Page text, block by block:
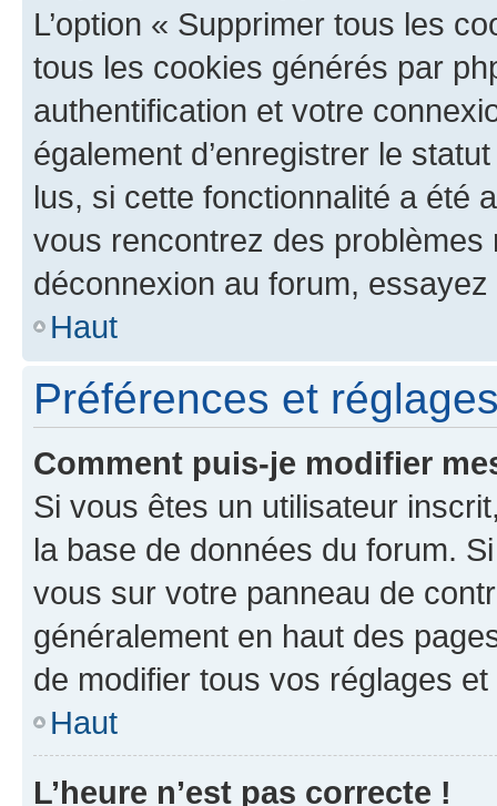
L’option « Supprimer tous les
tous les cookies générés par
authentification et votre
également d’enregistrer le
lus, si cette fonctionnalité a été
vous rencontrez des
déconnexion au forum,
Haut
Préférences et
Comment puis-je modifier
Si vous êtes un utilisateur
la base de données du forum.
vous sur votre panneau de
généralement en haut des
de modifier tous vos réglages
Haut
L’heure n’est pas correcte !